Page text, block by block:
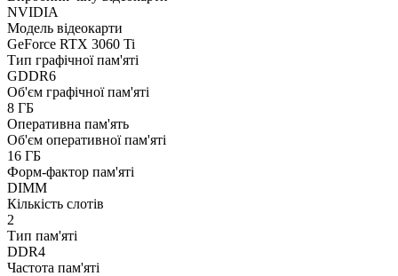
NVIDIA
Модель відеокарти
GeForce RTX 3060 Ti
Тип графічної пам'яті
GDDR6
Об'єм графічної пам'яті
8 ГБ
Оперативна пам'ять
Об'єм оперативної пам'яті
16 ГБ
Форм-фактор пам'яті
DIMM
Кількість слотів
2
Тип пам'яті
DDR4
Частота пам'яті